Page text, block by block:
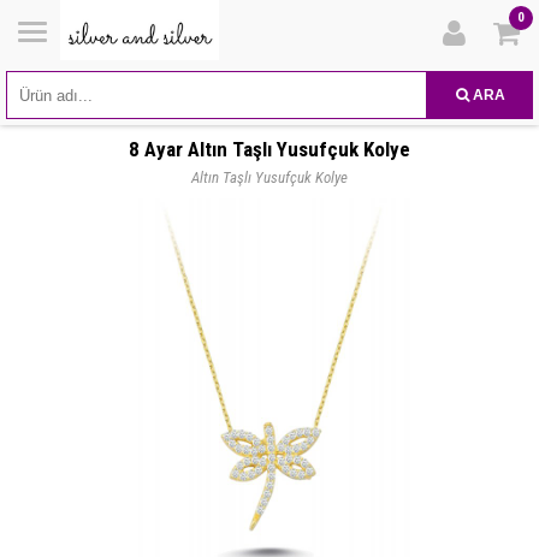
0
ARA
8 Ayar Altın Taşlı Yusufçuk Kolye
Altın Taşlı Yusufçuk Kolye